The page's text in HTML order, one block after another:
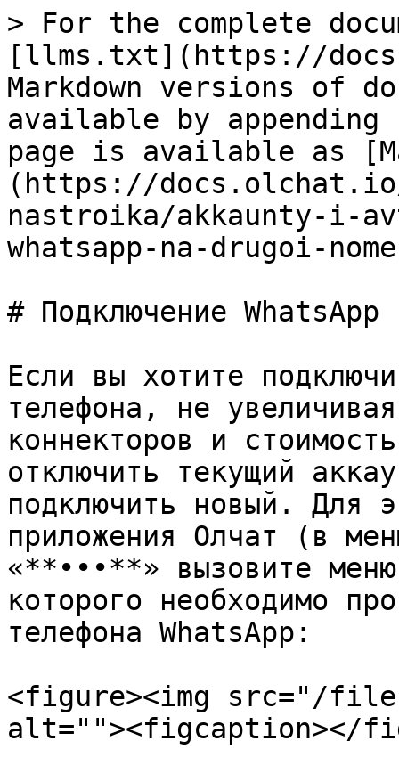
> For the complete
[llms.txt](https://
Markdown versions of
available by
page is available as
(https://
nastroika/akkaunty-i-
whatsapp-na-drugoi-
# Подключение
Если вы хотите
телефона, не
коннекторов и
отключить текущий
подключить новый. Для
приложения Олчат (в
«**•••**» вызовите
которого необходимо
телефона WhatsApp:
<figure><img src="/files/
alt=""><figcaption></